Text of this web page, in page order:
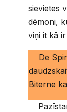
sievietes
dēmoni,
viņi it kā
De
Biterne